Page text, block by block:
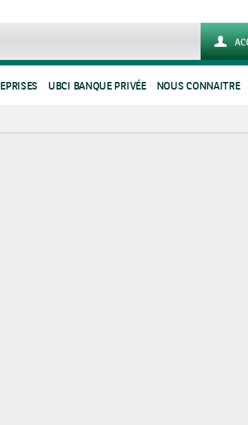
UBCI BANQUE PRIVÉE NOUS CONNAITRE